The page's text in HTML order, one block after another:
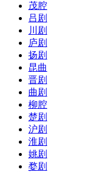
茂腔
吕剧
川剧
庐剧
扬剧
昆曲
晋剧
曲剧
柳腔
楚剧
沪剧
淮剧
姚剧
婺剧